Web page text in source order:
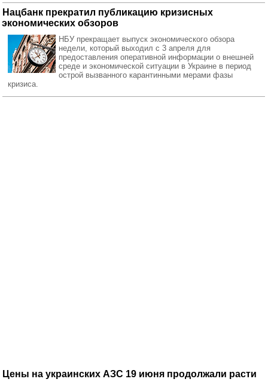
Нацбанк прекратил публикацию кризисных
экономических обзоров
НБУ прекращает выпуск экономического обзора
недели, который выходил с 3 апреля для
предоставления оперативной информации о внешней
среде и экономической ситуации в Украине в период
острой вызванного карантинными мерами фазы
кризиса.
Цены на украинских АЗС 19 июня продолжали расти